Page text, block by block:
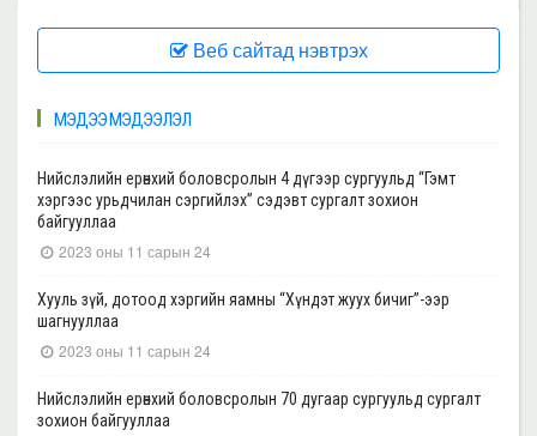
Веб сайтад нэвтрэх
МЭДЭЭ МЭДЭЭЛЭЛ
Нийслэлийн ерөнхий боловсролын 4 дүгээр сургуульд “Гэмт
хэргээс урьдчилан сэргийлэх” сэдэвт сургалт зохион
байгууллаа
2023 оны 11 сарын 24
Хууль зүй, дотоод хэргийн яамны “Хүндэт жуух бичиг”-ээр
шагнууллаа
2023 оны 11 сарын 24
Нийслэлийн ерөнхий боловсролын 70 дугаар сургуульд сургалт
зохион байгууллаа